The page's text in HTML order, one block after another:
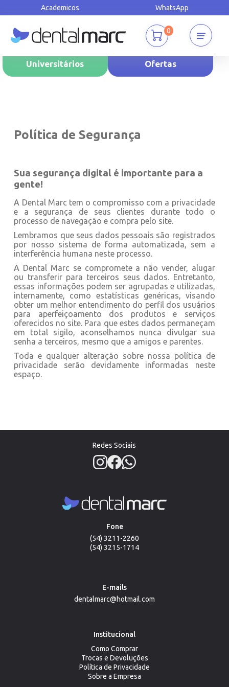
Academicos WhatsApp
0
Universitários Ofertas
Política de Segurança
Sua segurança digital é importante para a
gente!
A Dental Marc tem o compromisso com a privacidade
e a segurança de seus clientes durante todo o
processo de navegação e compra pelo site.
Lembramos que seus dados pessoais são registrados
por nosso sistema de forma automatizada, sem a
interferência humana neste processo.
A Dental Marc se compromete a não vender, alugar
ou transferir para terceiros seus dados. Entretanto,
essas informações podem ser agrupadas e utilizadas,
internamente, como estatísticas genéricas, visando
obter um melhor entendimento do perfil dos usuários
para aperfeiçoamento dos produtos e serviços
oferecidos no site. Para que estes dados permaneçam
em total sigilo, aconselhamos nunca divulgar sua
senha a terceiros, mesmo que a amigos e parentes.
Toda e qualquer alteração sobre nossa política de
privacidade serão devidamente informadas neste
espaço.
Redes Sociais
Fone
(54) 3211-2260
(54) 3215-1714
E-mails
dentalmarc@hotmail.com
Institucional
Como Comprar
Trocas e Devoluções
Política de Privacidade
Sobre a Empresa